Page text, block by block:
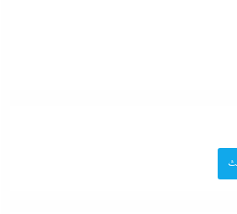
تيجراي..ونظام آبي أحمد يرتعب